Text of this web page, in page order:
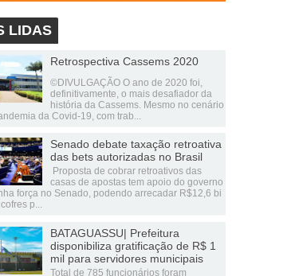
LIDAS
Retrospectiva Cassems 2020
©DIVULGAÇÃO O ano de 2020 foi,
definitivamente, o mais desafiador da
história da Cassems. Mesmo no cenário
da Covid-19, com trab...
Senado debate taxação retroativa
das bets autorizadas no Brasil
Proposta de cobrar retroativos das
casas de apostas tem apoio do governo
força no Senado, podendo arrecadar R$12,6 bi
p...
BATAGUASSU| Prefeitura
disponibiliza gratificação de R$ 1
mil para servidores municipais
Total de 785 funcionários foram